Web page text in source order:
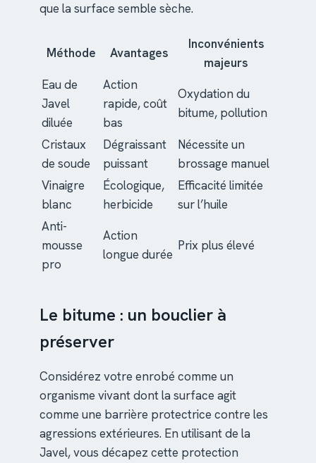
que la surface semble sèche.
Méthode Avantages
Inconvénients
majeurs
Eau de
Javel
diluée
Action
rapide, coût
bas
Oxydation du
bitume, pollution
Cristaux
de soude
Dégraissant
puissant
Nécessite un
brossage manuel
Vinaigre
blanc
Écologique,
herbicide
Efficacité limitée
sur l’huile
Anti-
mousse
pro
Action
longue durée
Prix plus élevé
Le bitume : un bouclier à
préserver
Considérez votre enrobé comme un
organisme vivant dont la surface agit
comme une barrière protectrice contre les
agressions extérieures. En utilisant de la
Javel, vous décapez cette protection